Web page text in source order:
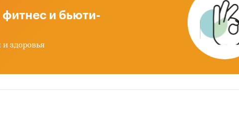
интернет-порталы правовой информации
источники (сайты, порталы)
СМИ
и бьюти-
здоровья